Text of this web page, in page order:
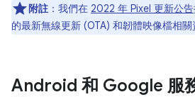
附註 ：我們在 2022 年 Pixel 更新公告
的最新無線更新 (OTA) 和韌體映像檔相關
Android 和 Google 服